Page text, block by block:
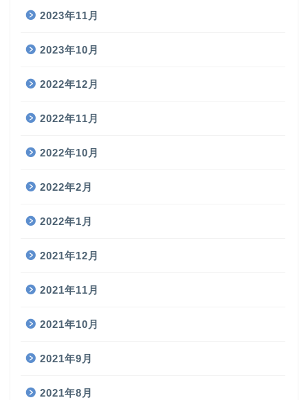
2023年11月
2023年10月
2022年12月
2022年11月
2022年10月
2022年2月
2022年1月
2021年12月
2021年11月
2021年10月
2021年9月
2021年8月